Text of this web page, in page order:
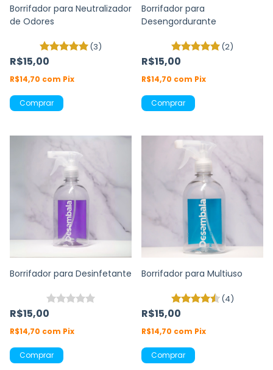
Borrifador para Neutralizador
de Odores
(3)
R$15,00
R$14,70 com Pix
Borrifador para
Desengordurante
(2)
R$15,00
R$14,70 com Pix
Borrifador para Desinfetante
R$15,00
R$14,70 com Pix
Borrifador para Multiuso
(4)
R$15,00
R$14,70 com Pix